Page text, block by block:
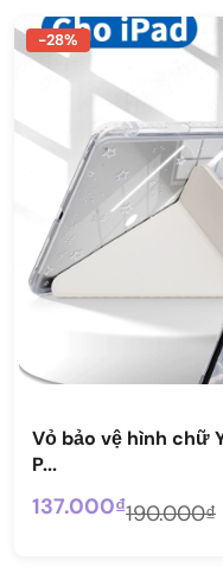
-28%
Vỏ bảo vệ hình chữ
P...
137.000₫190.000₫